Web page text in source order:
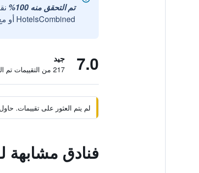
تم التحقق منه 100%
HotelsCombined أو مع شركائنا الخارجيين الموثوقين.
7.0 جيد
217 من التقييمات تم التحقق منها
لم يتم العثور على تقييمات.
فنادق مشابهة لـ موتل 6 سان أنطونيو،